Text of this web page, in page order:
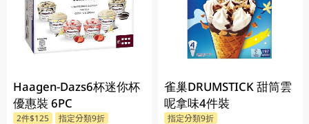
Haagen-Dazs6杯迷你杯
優惠裝 6PC
2件$125 指定分類9折
雀巢DRUMSTICK 甜筒雲
呢拿味4件裝
指定分類9折